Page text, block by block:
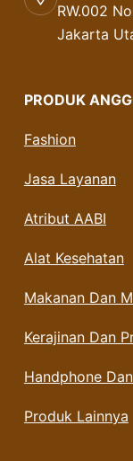
RW.002
Jakarta
PRODUK
Fashion
Jasa Layanan
Atribut AABI
Alat Kesehatan
Makanan Dan
Kerajinan Dan
Handphone
Produk Lainnya